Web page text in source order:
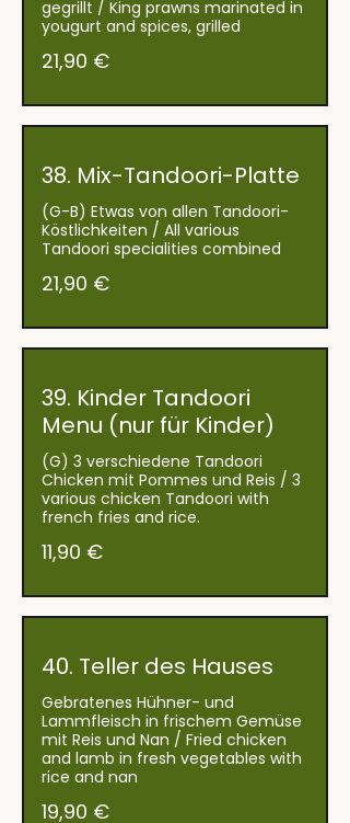
gegrillt / King prawns marinated in
21,90 €
38. Mix-Tandoori-Platte
(G-B) Etwas von allen Tandoori-
Köstlichkeiten / All various
Tandoori specialities combined
21,90 €
39. Kinder Tandoori
Menu (nur für Kinder)
(G) 3 verschiedene Tandoori
Chicken mit Pommes und Reis / 3
various chicken Tandoori with
11,90 €
40. Teller des Hauses
Gebratenes Hühner- und
Lammfleisch in frischem Gemüse
mit Reis und Nan / Fried chicken
and lamb in fresh vegetables with
rice and nan
19,90 €